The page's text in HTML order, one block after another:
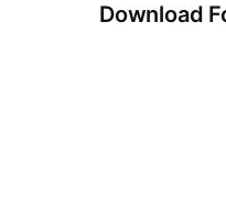
Download